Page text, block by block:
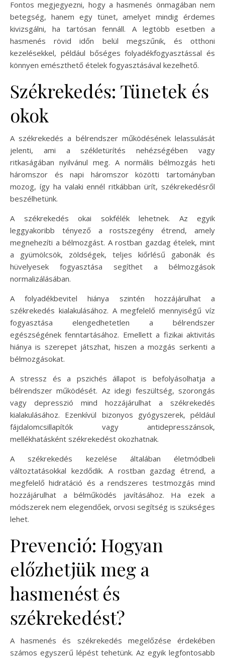
Fontos megjegyezni, hogy a hasmenés önmagában nem
betegség, hanem egy tünet, amelyet mindig érdemes
kivizsgálni, ha tartósan fennáll. A legtöbb esetben a
hasmenés rövid időn belül megszűnik, és otthoni
kezelésekkel, például bőséges folyadékfogyasztással és
könnyen emészthető ételek fogyasztásával kezelhető.
Székrekedés: Tünetek és
okok
A székrekedés a bélrendszer működésének lelassulását
jelenti, ami a székletürítés nehézségében vagy
ritkaságában nyilvánul meg. A normális bélmozgás heti
háromszor és napi háromszor közötti tartományban
mozog, így ha valaki ennél ritkábban ürít, székrekedésről
beszélhetünk.
A székrekedés okai sokfélék lehetnek. Az egyik
leggyakoribb tényező a rostszegény étrend, amely
megnehezíti a bélmozgást. A rostban gazdag ételek, mint
a gyümölcsök, zöldségek, teljes kiőrlésű gabonák és
hüvelyesek fogyasztása segíthet a bélmozgások
normalizálásában.
A folyadékbevitel hiánya szintén hozzájárulhat a
székrekedés kialakulásához. A megfelelő mennyiségű víz
fogyasztása elengedhetetlen a bélrendszer
egészségének fenntartásához. Emellett a fizikai aktivitás
hiánya is szerepet játszhat, hiszen a mozgás serkenti a
bélmozgásokat.
A stressz és a pszichés állapot is befolyásolhatja a
bélrendszer működését. Az idegi feszültség, szorongás
vagy depresszió mind hozzájárulhat a székrekedés
kialakulásához. Ezenkívül bizonyos gyógyszerek, például
fájdalomcsillapítók vagy antidepresszánsok,
mellékhatásként székrekedést okozhatnak.
A székrekedés kezelése általában életmódbeli
változtatásokkal kezdődik. A rostban gazdag étrend, a
megfelelő hidratáció és a rendszeres testmozgás mind
hozzájárulhat a bélműködés javításához. Ha ezek a
módszerek nem elegendőek, orvosi segítség is szükséges
lehet.
Prevenció: Hogyan
előzhetjük meg a
hasmenést és
székrekedést?
A hasmenés és székrekedés megelőzése érdekében
számos egyszerű lépést tehetünk. Az egyik legfontosabb